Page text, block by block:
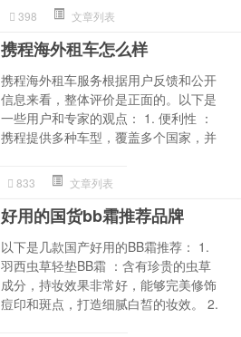
398 文章列表
携程海外租车怎么样
携程海外租车服务根据用户反馈和公开
信息来看，整体评价是正面的。以下是
一些用户和专家的观点： 1. 便利性 ：
携程提供多种车型，覆盖多个国家，并
833 文章列表
好用的国货bb霜推荐品牌
以下是几款国产好用的BB霜推荐： 1.
羽西虫草轻垫BB霜 ：含有珍贵的虫草
成分，持妆效果非常好，能够完美修饰
痘印和斑点，打造细腻白皙的妆效。 2.